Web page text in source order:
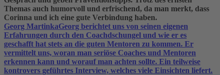
Themas auch humorvoll und erfrischend, da man merkt, dass
Corinna und ich eine gute Verbindung haben.
Georg MartinkaGeorg berichtet uns von seinen eigenen
Erfahrungen durch den Coachdschungel und wie er es
geschafft hat stets an die guten Mentoren zu kommen. Er
vermittelt uns, woran man seriöse Coaches und Mentoren
erkennen kann und worauf man achten sollte. Ein teilweise
kontrovers geführtes Interview, welches viele Einsichten liefert.